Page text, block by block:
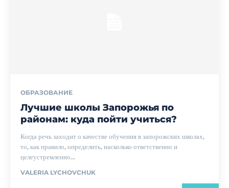
ОБРАЗОВАНИЕ
Лучшие школы Запорожья по
районам: куда пойти учиться?
Когда речь заходит о качестве обучения в запорожских школах,
то, как правило, определить, насколько ответственно и
целеустремленно...
VALERIA LYCHOVCHUK